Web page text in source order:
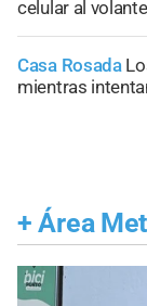
celular al volante
Casa Rosada
mientras
+ Área